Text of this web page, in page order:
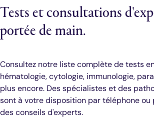
Tests et consultations
portée de main.
Consultez notre liste complète de tests
hématologie, cytologie, immunologie,
plus encore. Des spécialistes et des
sont à votre disposition par téléphone ou
des conseils d'experts.